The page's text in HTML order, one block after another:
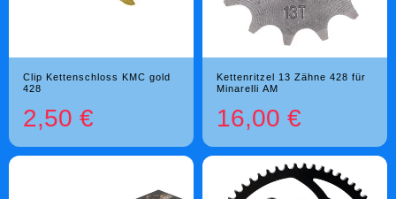
Clip Kettenschloss KMC gold
428
2,50 €
Kettenritzel 13 Zähne 428 für
Minarelli AM
16,00 €